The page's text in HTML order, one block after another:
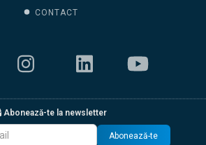
CONTACT
Abonează-te la newsletter
Abonează-te